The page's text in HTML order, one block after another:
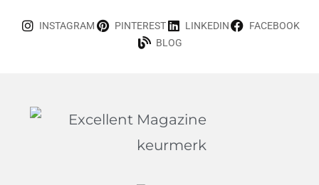
INSTAGRAM PINTEREST LINKEDIN
FACEBOOK
BLOG